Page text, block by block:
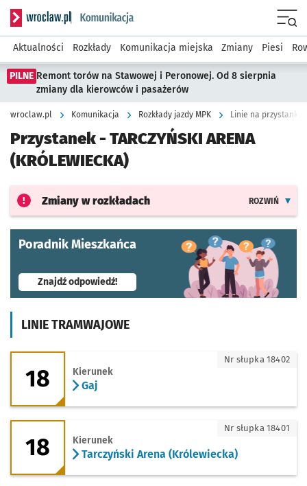
Serwis informacyjny wroclaw.pl podserwis: Komunikacja
Aktualności Rozkłady Komunikacja miejska Zmiany Piesi
PILNE Remont torów na Stawowej i Peronowej. Od 8 sierpnia
zmiany dla kierowców i pasażerów
wroclaw.pl Komunikacja Rozkłady jazdy MPK Linie na przystanku
Przystanek - TARCZYŃSKI ARENA
(KRÓLEWIECKA)
Zmiany w rozkładach ROZWIŃ
Poradnik Mieszkańca
Znajdź odpowiedź!- otworzy się w nowej karcie
LINIE TRAMWAJOWE
18 - kierunek Gaj
18 Kierunek
Gaj
Nr słupka 18402
18 - kierunek Tarczyński Arena
18 Kierunek
Tarczyński Arena (Królewiecka)
Nr słupka 18401